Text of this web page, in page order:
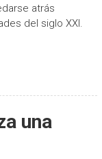
atrás
del siglo XXI.
una